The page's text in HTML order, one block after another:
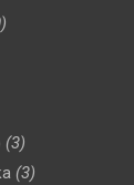
(3)
(3)